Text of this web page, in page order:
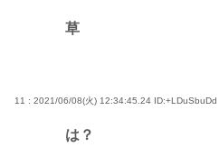
草
11 : 2021/06/08(火) 12:34:45.24 ID:+LDuSbuDd
は？